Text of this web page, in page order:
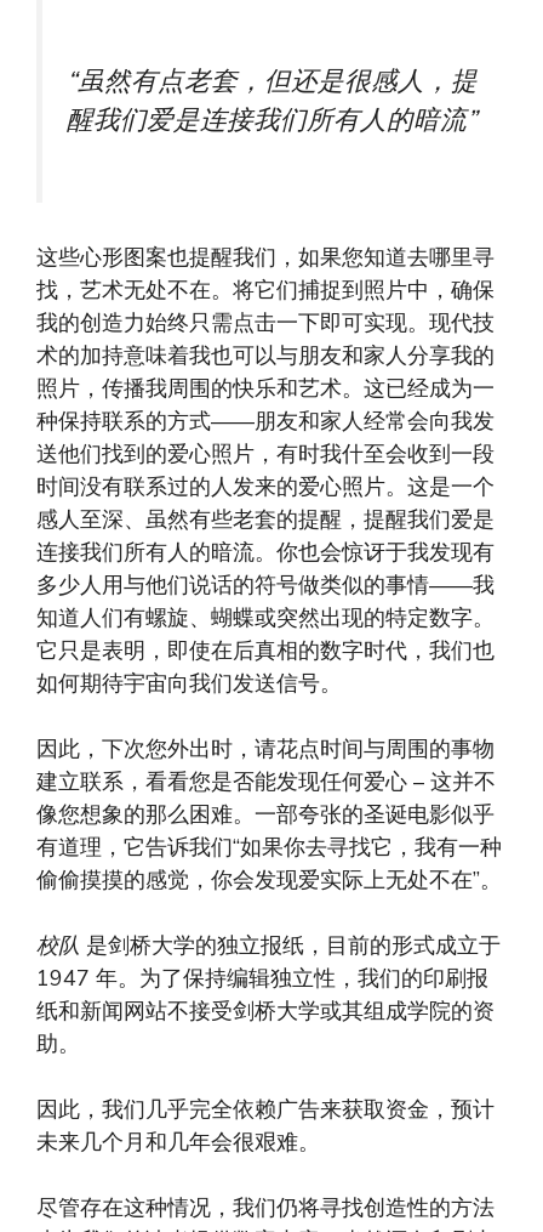
“虽然有点老套，但还是很感人，提
醒我们爱是连接我们所有人的暗流”
这些心形图案也提醒我们，如果您知道去哪里寻
找，艺术无处不在。将它们捕捉到照片中，确保
我的创造力始终只需点击一下即可实现。现代技
术的加持意味着我也可以与朋友和家人分享我的
照片，传播我周围的快乐和艺术。这已经成为一
种保持联系的方式——朋友和家人经常会向我发
送他们找到的爱心照片，有时我什至会收到一段
时间没有联系过的人发来的爱心照片。这是一个
感人至深、虽然有些老套的提醒，提醒我们爱是
连接我们所有人的暗流。你也会惊讶于我发现有
多少人用与他们说话的符号做类似的事情——我
知道人们有螺旋、蝴蝶或突然出现的特定数字。
它只是表明，即使在后真相的数字时代，我们也
如何期待宇宙向我们发送信号。
因此，下次您外出时，请花点时间与周围的事物
建立联系，看看您是否能发现任何爱心 – 这并不
像您想象的那么困难。一部夸张的圣诞电影似乎
有道理，它告诉我们“如果你去寻找它，我有一种
偷偷摸摸的感觉，你会发现爱实际上无处不在”。
校队 是剑桥大学的独立报纸，目前的形式成立于
1947 年。为了保持编辑独立性，我们的印刷报
纸和新闻网站不接受剑桥大学或其组成学院的资
助。
因此，我们几乎完全依赖广告来获取资金，预计
未来几个月和几年会很艰难。
尽管存在这种情况，我们仍将寻找创造性的方法